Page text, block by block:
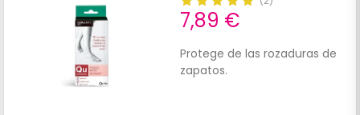
7,89 €
Protege de las rozaduras de
zapatos.